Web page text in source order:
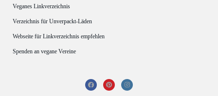
Veganes Linkverzeichnis
Verzeichnis für Unverpackt-Läden
Webseite für Linkverzeichnis empfehlen
Spenden an vegane Vereine